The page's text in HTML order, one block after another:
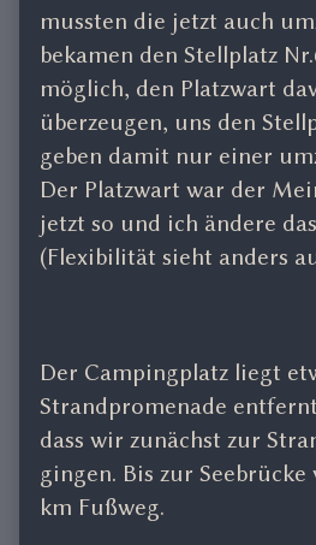
mussten die jetzt auch
bekamen den Stellplatz
möglich, den Platzwart
überzeugen, uns den
geben damit nur einer
Der Platzwart war der
jetzt so und ich ändere
(Flexibilität sieht anders
Der Campingplatz liegt
Strandpromenade
dass wir zunächst zur
gingen. Bis zur Seebrücke
km Fußweg.